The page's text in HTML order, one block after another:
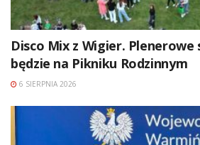
Disco Mix z Wigier. Plenerowe
będzie na Pikniku Rodzinnym
6 SIERPNIA 2026